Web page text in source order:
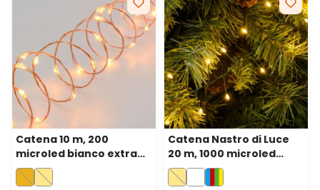
Catena 10 m, 200
microled bianco extra
caldo, cavo metal rame
Catena Nastro di Luce
20 m, 1000 microled
bianco caldo, cavo
metal verde